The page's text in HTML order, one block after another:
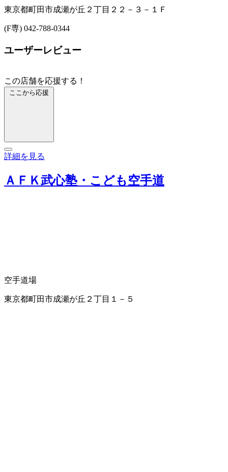
東京都町田市成瀬が丘２丁目２２－３－１Ｆ
(F専) 042-788-0344
ユーザーレビュー
この店舗を応援する！
ここから応援
詳細を見る
ＡＦＫ武心塾・こども空手道
空手道場
東京都町田市成瀬が丘２丁目１－５